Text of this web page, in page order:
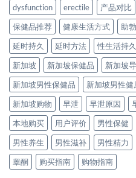
dysfunction erectile 产品对比
保健品推荐
健康生活方式 助
延时持久
延时方法 性生活持久
新加坡
新加坡保健品 新加坡
新加坡男性保健品
新加坡男性健
新加坡购物
早泄 早泄原因
本地购买
用户评价 男性保健
男性养生
男性滋补 男性精力
睾酮
购买指南 购物指南